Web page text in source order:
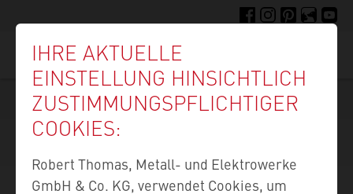
zum
FACEBOOK
INSTAGRAM
PINTEREST
FELLIGE
IHRE AKTUELLE
EINSTELLUNG HINSICHTLICH
ZUSTIMMUNGS­PFLICHTIGER
COOKIES:
Robert Thomas, Metall- und Elektrowerke
GmbH & Co. KG, verwendet Cookies, um